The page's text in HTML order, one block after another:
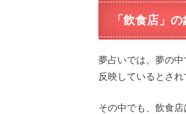
「飲食店」
夢占いでは、夢の
反映しているとされ
その中でも、飲食